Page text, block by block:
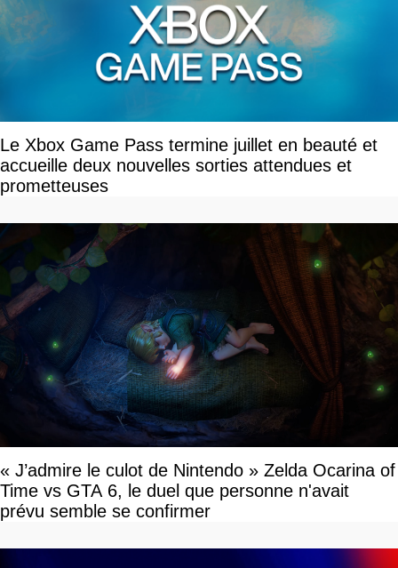
Le Xbox Game Pass termine juillet en beauté et
accueille deux nouvelles sorties attendues et
prometteuses
« J’admire le culot de Nintendo » Zelda Ocarina of
Time vs GTA 6, le duel que personne n'avait
prévu semble se confirmer